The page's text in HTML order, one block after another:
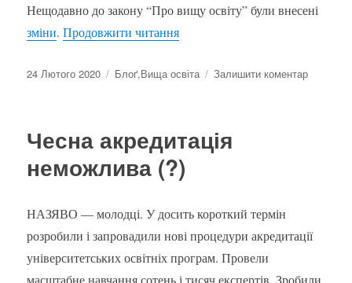
Нещодавно до закону “Про вищу освіту” були внесені
зміни.Продовжити читання“Що змінилось у законі “Про
Оприлюднено
24 Лютого 2020 Категорії
Блоґ,Вища освіта Залишити коментардо
Чесна акредитація
неможлива (?)
НАЗЯВО — молодці. У досить короткий термін
розробили і запровадили нові процедури акредитації
університетських освітніх програм. Провели
масштабне навчання сотень і тисяч експертів. Зробили